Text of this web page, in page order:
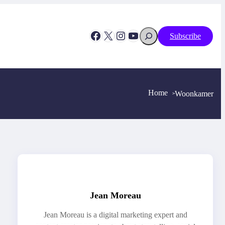
Facebook
X Instagram
YouTube
Search
Subscribe
Home >Woonkamer
Jean Moreau
Jean Moreau is a digital marketing expert and